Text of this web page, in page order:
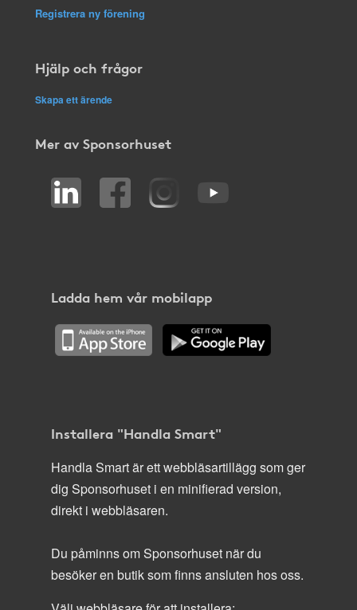
Registrera ny förening
Hjälp och frågor
Skapa ett ärende
Mer av Sponsorhuset
Ladda hem vår mobilapp
Installera "Handla Smart"
Handla Smart är ett webbläsartillägg som ger
dig Sponsorhuset i en minifierad version,
direkt i webbläsaren.
Du påminns om Sponsorhuset när du
besöker en butik som finns ansluten hos oss.